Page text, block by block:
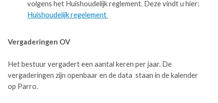
volgens het Huishoudelijk reglement. Deze vindt u hier:
Huishoudelijk regelement
Vergaderingen OV
Het bestuur vergadert een aantal keren per jaar. De
vergaderingen zijn openbaar en de data staan in de kalender
op Parro.